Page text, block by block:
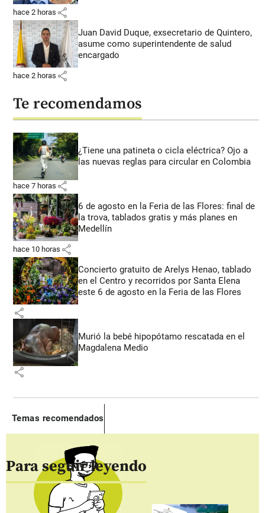
hace 2 horas share
Juan David Duque, exsecretario de Quintero,
asume como superintendente de salud
encargado
hace 2 horas share
Te recomendamos
¿Tiene una patineta o cicla eléctrica? Ojo a
las nuevas reglas para circular en Colombia
hace 7 horas share
6 de agosto en la Feria de las Flores: final de
la trova, tablados gratis y más planes en
Medellín
hace 10 horas share
Concierto gratuito de Arelys Henao, tablado
en el Centro y recorridos por Santa Elena
este 6 de agosto en la Feria de las Flores
share
Murió la bebé hipopótamo rescatada en el
Magdalena Medio
share
Temas recomendados
Para seguir leyendo